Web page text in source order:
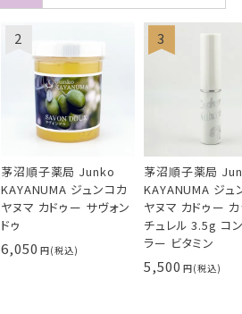
茅沼順子薬局 Junko
KAYANUMA ジュンコカ
ヤヌマ カドゥー サヴォン
ドゥ
6,050
茅沼順子薬局
KAYANUMA ジュ
ヤヌマ カドゥー
チュレル 3.5g コ
ラー ビタミン
5,500